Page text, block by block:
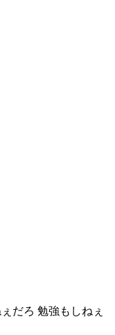
だろ 勉強もしねぇ